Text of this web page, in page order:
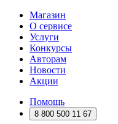
Магазин
О сервисе
Услуги
Конкурсы
Авторам
Новости
Акции
Помощь
8 800 500 11 67